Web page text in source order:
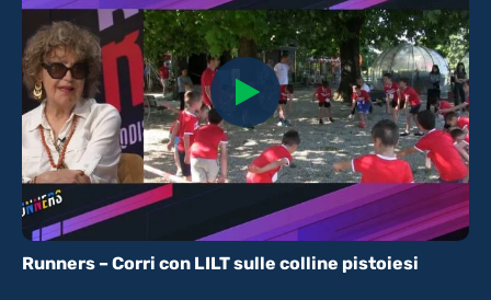
Runners – Corri con LILT sulle colline pistoiesi